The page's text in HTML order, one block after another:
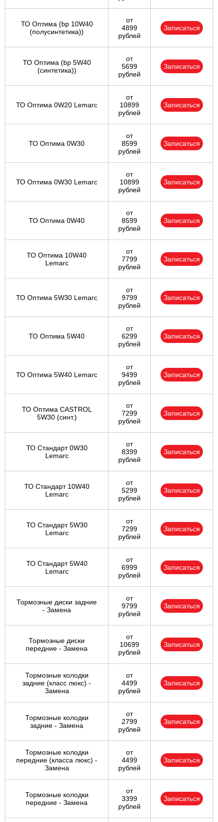
ТО Оптима (bp 10W40
(полусинтетика))
от
4899
рублей
Записаться
ТО Оптима (bp 5W40
(синтетика))
от
5699
рублей
Записаться
ТО Оптима 0W20 Lemarc
от
10899
рублей
Записаться
ТО Оптима 0W30
от
8599
рублей
Записаться
ТО Оптима 0W30 Lemarc
от
10899
рублей
Записаться
ТО Оптима 0W40
от
8599
рублей
Записаться
ТО Оптима 10W40
Lemarc
от
7799
рублей
Записаться
ТО Оптима 5W30 Lemarc
от
9799
рублей
Записаться
ТО Оптима 5W40
от
6299
рублей
Записаться
ТО Оптима 5W40 Lemarc
от
9499
рублей
Записаться
ТО Оптима CASTROL
5W30 (синт.)
от
7299
рублей
Записаться
ТО Стандарт 0W30
Lemarc
от
8399
рублей
Записаться
ТО Стандарт 10W40
Lemarc
от
5299
рублей
Записаться
ТО Стандарт 5W30
Lemarc
от
7299
рублей
Записаться
ТО Стандарт 5W40
Lemarc
от
6999
рублей
Записаться
Тормозные диски задние
- Замена
от
9799
рублей
Записаться
Тормозные диски
передние - Замена
от
10699
рублей
Записаться
Тормозные колодки
задние (класс люкс) -
Замена
от
4499
рублей
Записаться
Тормозные колодки
задние - Замена
от
2799
рублей
Записаться
Тормозные колодки
передние (класса люкс) -
Замена
от
4499
рублей
Записаться
Тормозные колодки
передние - Замена
от
3399
рублей
Записаться